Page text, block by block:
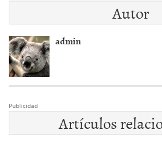
Autor
admin
Publicidad
Artículos